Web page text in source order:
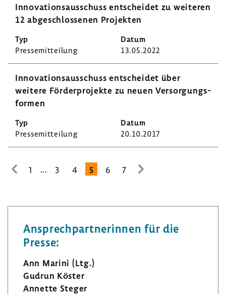
Inno­va­ti­ons­aus­schuss entscheidet zu weiteren
12 abge­schlos­senen Projekten
Pres­se­mit­tei­lung 13.05.2022
Inno­va­ti­ons­aus­schuss entscheidet über
weitere Förder­pro­jekte zu neuen Versor­gungs­
formen
Pres­se­mit­tei­lung 20.10.2017
zur
Seite
1 ... 3 4 5 6 7
zur
Ansprech­part­ne­rinnen für die
Presse:
Ann Marini (Ltg.)
Gudrun Köster
Annette Steger